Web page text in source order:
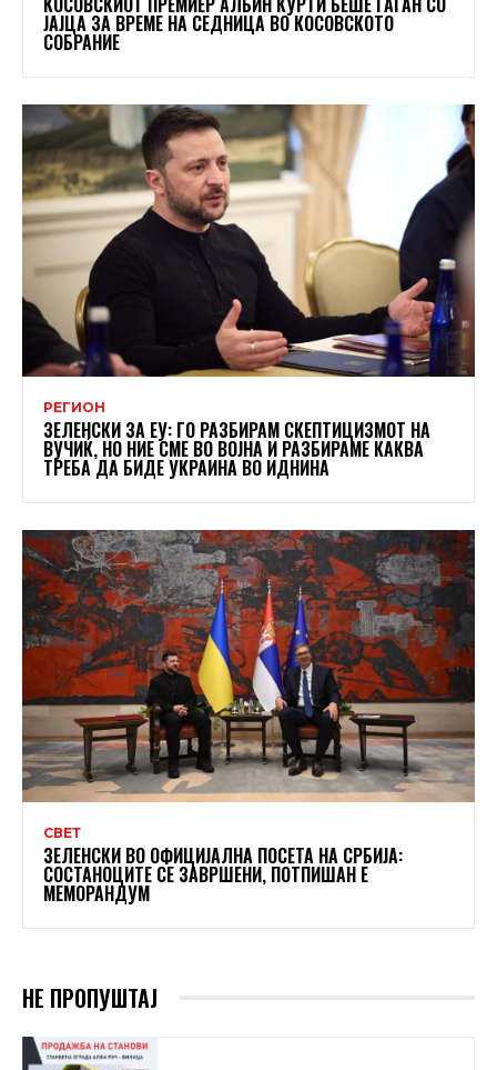
ЈАЈЦА ЗА ВРЕМЕ НА СЕДНИЦА ВО КОСОВСКОТО
СОБРАНИЕ
РЕГИОН
ЗЕЛЕНСКИ ЗА ЕУ: ГО РАЗБИРАМ СКЕПТИЦИЗМОТ НА
ВУЧИЌ, НО НИЕ СМЕ ВО ВОЈНА И РАЗБИРАМЕ КАКВА
ТРЕБА ДА БИДЕ УКРАИНА ВО ИДНИНА
СВЕТ
ЗЕЛЕНСКИ ВО ОФИЦИЈАЛНА ПОСЕТА НА СРБИЈА:
СОСТАНОЦИТЕ СЕ ЗАВРШЕНИ, ПОТПИШАН Е
МЕМОРАНДУМ
НЕ ПРОПУШТАЈ